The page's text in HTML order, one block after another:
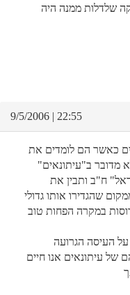
שלדלות ממנה היה
22:55 | 9/5/2006
כאשר הם לומדים את
מדובר ב"עיתונאים"
ח"ב ותבין את
שהגדירו אותו גדולי
במקרה הפחות טוב
העיסה הגרועה
של עיתונאים אנו חיים